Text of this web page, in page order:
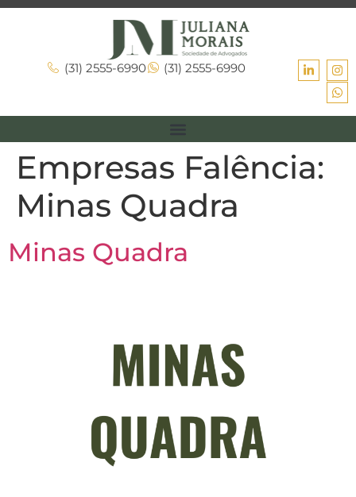
(31) 2555-6990 (31) 2555-6990
Empresas Falência:
Minas Quadra
Minas Quadra